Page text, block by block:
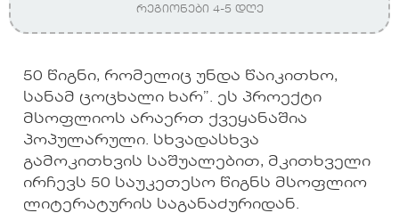
რეგიონები 4-5 დღე
50 წიგნი, რომელიც უნდა წაიკითხო,
სანამ ცოცხალი ხარ”. ეს პროექტი
მსოფლიოს არაერთ ქვეყანაშია
პოპულარული. სხვადასხვა
გამოკითხვის საშუალებით, მკითხველი
ირჩევს 50 საუკეთესო წიგნს მსოფლიო
ლიტერატურის საგანაძურიდან.